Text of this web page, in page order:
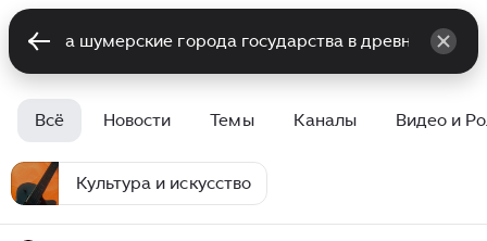
Всё Новости Темы Каналы Видео и
Культура и искусство